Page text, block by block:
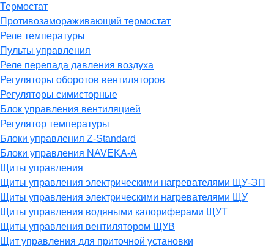
Термостат
Противозамораживающий термостат
Реле температуры
Пульты управления
Реле перепада давления воздуха
Регуляторы оборотов вентиляторов
Регуляторы симисторные
Блок управления вентиляцией
Регулятор температуры
Блоки управления Z-Standard
Блоки управления NAVEKA-A
Щиты управления
Щиты управления электрическими нагревателями ЩУ-ЭП
Щиты управления электрическими нагревателями ЩУ
Щиты управления водяными калориферами ЩУТ
Щиты управления вентилятором ЩУВ
Щит управления для приточной установки